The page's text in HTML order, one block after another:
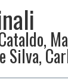
Silva,